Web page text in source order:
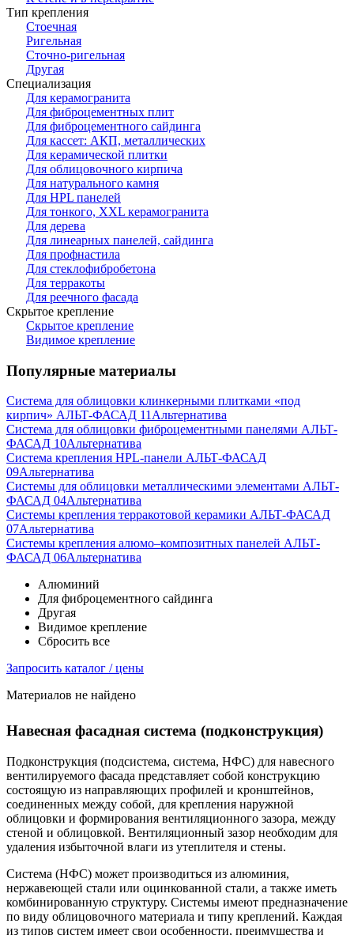
Тип крепления
Стоечная
Ригельная
Сточно-ригельная
Другая
Специализация
Для керамогранита
Для фиброцементных плит
Для фиброцементного сайдинга
Для кассет: АКП, металлических
Для керамической плитки
Для облицовочного кирпича
Для натурального камня
Для HPL панелей
Для тонкого, XXL керамогранита
Для дерева
Для линеарных панелей, сайдинга
Для профнастила
Для стеклофибробетона
Для терракоты
Для реечного фасада
Скрытое крепление
Скрытое крепление
Видимое крепление
Популярные материалы
Система для облицовки клинкерными плитками «под
кирпич» АЛЬТ-ФАСАД 11 Альтернатива
Система для облицовки фиброцементными панелями АЛЬТ-
ФАСАД 10Альтернатива
Система крепления HPL-панели АЛЬТ-ФАСАД
09Альтернатива
Системы для облицовки металлическими элементами АЛЬТ-
ФАСАД 04Альтернатива
Системы крепления терракотовой керамики АЛЬТ-ФАСАД
07Альтернатива
Cистемы крепления алюмо–композитных панелей АЛЬТ-
ФАСАД 06Альтернатива
Алюминий
Для фиброцементного сайдинга
Другая
Видимое крепление
Сбросить все
Запросить каталог / цены
Материалов не найдено
Навесная фасадная система (подконструкция)
Подконструкция (подсистема, система, НФС) для навесного
вентилируемого фасада представляет собой конструкцию
состоящую из направляющих профилей и кронштейнов,
соединенных между собой, для крепления наружной
облицовки и формирования вентиляционного зазора, между
стеной и облицовкой. Вентиляционный зазор необходим для
удаления избыточной влаги из утеплителя и стены.
Система (НФС) может производиться из алюминия,
нержавеющей стали или оцинкованной стали, а также иметь
комбинированную структуру. Системы имеют предназначение
по виду облицовочного материала и типу креплений. Каждая
из типов систем имеет свои особенности, преимущества и